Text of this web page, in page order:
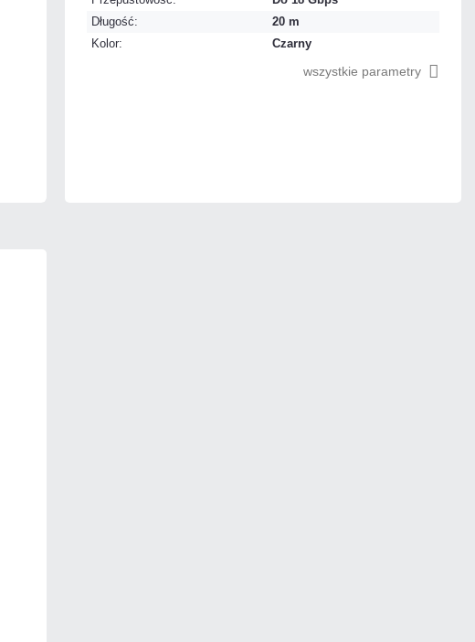
Długość:
20 m
Kolor:
Czarny
wszystkie parametry